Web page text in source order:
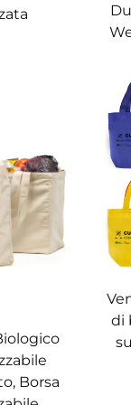
una vacanza
in tela può
durante il
di alcune borse
spazio nel
ed
è perfetto per
il tessuto
può
Borsa
di